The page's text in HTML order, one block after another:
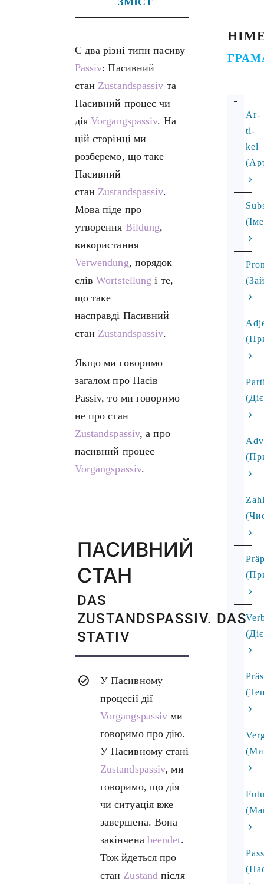
Є два різні типи пасиву
Passiv: Пасивний
стан Zustandspassiv та
Пасивний процес чи
діяVorgangspassiv. На
цій сторінці ми
розберемо, що таке
Пасивний
стан Zustandspassiv.
Мова піде про
утворення Bildung,
використання
Verwendung, порядок
слівWortstellung і те,
що таке
насправді Пасивний
стан Zustandspassiv.
Якщо ми говоримо
загалом про Пасів
Passiv, то ми говоримо
не про стан
Zustandspassiv, а про
пасивний процес
Vorgangspassiv.
ПАСИВНИЙ
СТАН
DAS
ZUSTANDSPASSIV. DAS
STATIV
У Пасивному
процесії дії
Vorgangspassiv ми
говоримо про дію.
У Пасивному стані
Zustandspassiv, ми
говоримо, що дія
чи ситуація вже
завершена. Вона
закінчена beendet.
Тож йдеться про
стан Zustand після
Ar­
ti­
kel